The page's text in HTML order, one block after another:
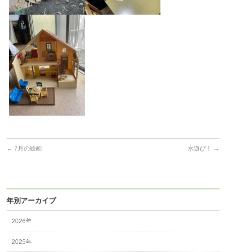
← 7月の絵画 水遊び！ →
年別アーカイブ
2026年
2025年